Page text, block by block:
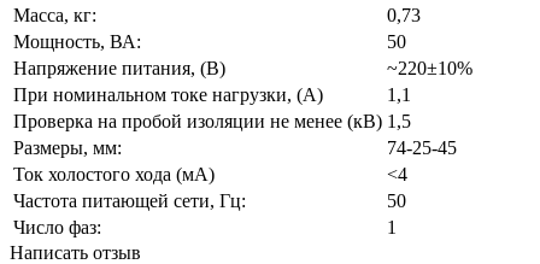
Масса, кг:
0,73
Мощность, ВА:
50
Напряжение питания, (В)
~220±10%
При номинальном токе нагрузки, (А)
1,1
Проверка на пробой изоляции не менее (кВ) 1,5
Размеры, мм:
74-25-45
Ток холостого хода (мА)
<4
Частота питающей сети, Гц:
50
Число фаз:
1
Написать отзыв